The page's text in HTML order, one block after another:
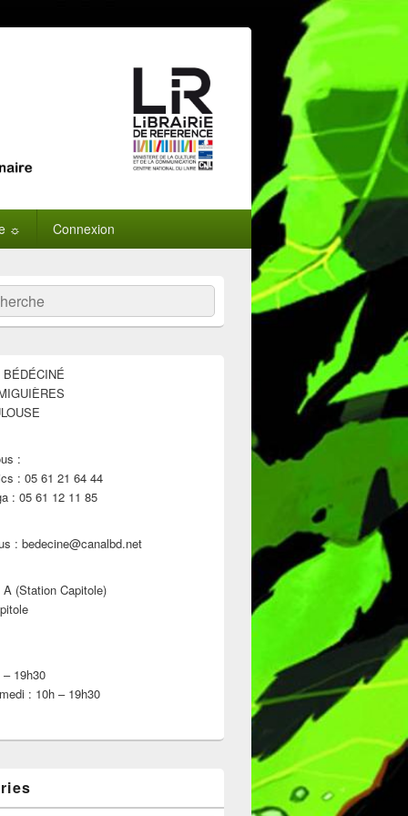
☼ Connexion
:
: 05 61 21 64 44
: 05 61 12 11 85
: bedecine@canalbd.net
A (Station Capitole)
19h30
: 10h – 19h30